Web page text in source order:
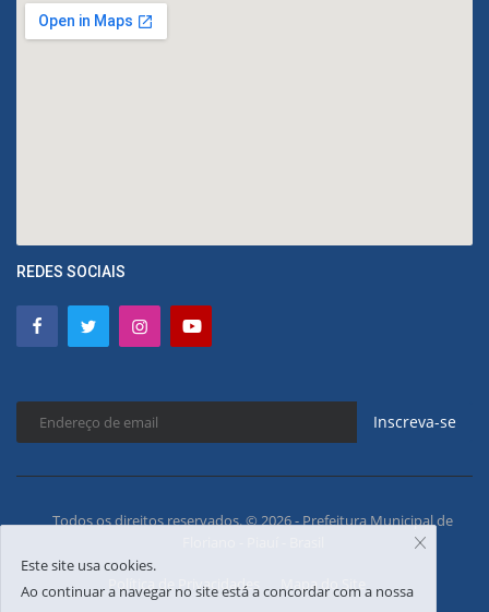
REDES SOCIAIS
Inscreva-se
Todos os direitos reservados. © 2026 - Prefeitura Municipal de
Política de Privacidades Mapa do Site
Este site usa cookies.
Ao continuar a navegar no site está a concordar com a nossa